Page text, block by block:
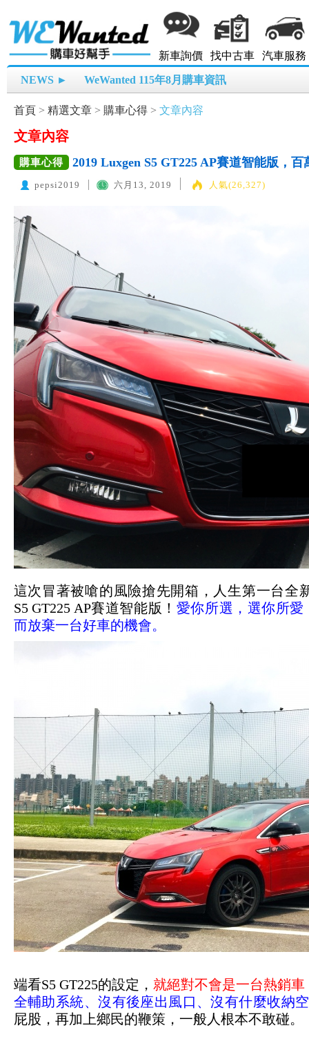
新車詢價 找中古車 汽車服務
NEWS ► WeWanted 115年8月購車資訊
首頁 > 精選文章 > 購車心得 > 文章內容
文章內容
購車心得 2019 Luxgen S5 GT225 AP賽道智能版，
pepsi2019 六月13, 2019 人氣(26,327)
這次冒著被嗆的風險搶先開箱， 人生第一台全
S5 GT225 AP賽道智能版！ 愛你所選，選你所
而放棄一台好車的機會。
端看S5 GT225的設定， 就絕對不會是一台熱銷車
全輔助系統、沒有後座出風口、沒有什麼收納
屁股，再加上鄉民的鞭策，一般人根本不敢碰。